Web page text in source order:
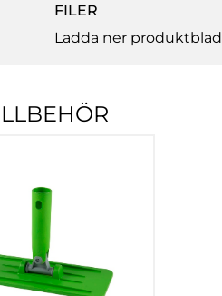
FILER
Ladda ner produktblad